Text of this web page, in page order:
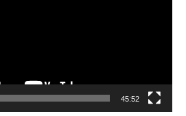
45:52